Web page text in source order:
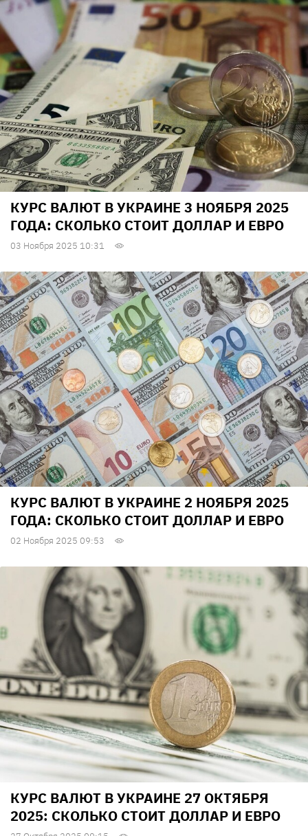
КУРС ВАЛЮТ В УКРАИНЕ 3 НОЯБРЯ 2025
ГОДА: СКОЛЬКО СТОИТ ДОЛЛАР И ЕВРО
03 Ноября 2025 10:31
КУРС ВАЛЮТ В УКРАИНЕ 2 НОЯБРЯ 2025
ГОДА: СКОЛЬКО СТОИТ ДОЛЛАР И ЕВРО
02 Ноября 2025 09:53
КУРС ВАЛЮТ В УКРАИНЕ 27 ОКТЯБРЯ
2025: СКОЛЬКО СТОИТ ДОЛЛАР И ЕВРО